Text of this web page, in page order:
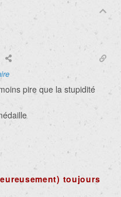
pire que la stupidité
toujours